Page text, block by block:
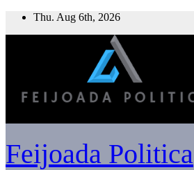
Skip
Thu. Aug 6th, 2026
Feijoada Politica